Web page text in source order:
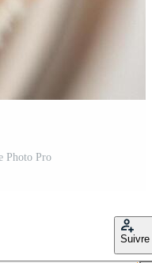
Photo Pro
Suivre